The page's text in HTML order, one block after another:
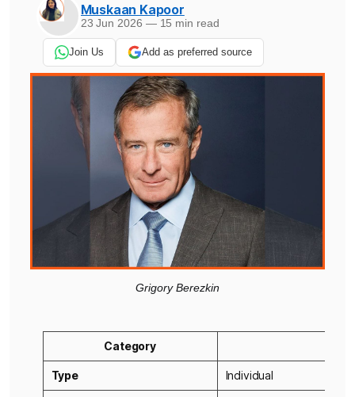
Muskaan Kapoor
23 Jun 2026 —15 min read
Join Us Add as preferred source
Grigory Berezkin
Category
Type Individual